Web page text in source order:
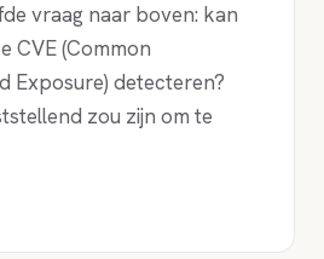
vraag naar boven: kan
CVE (Common
Exposure) detecteren?
zou zijn om te